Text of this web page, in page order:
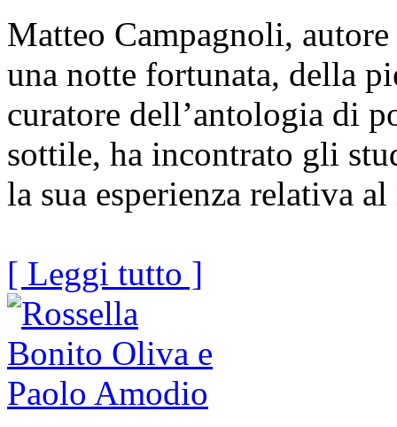
Matteo Campagnoli,
una notte fortunata, della
curatore dell’antologia di
sottile, ha incontrato gli
la sua esperienza relativa
[ Leggi tutto ]